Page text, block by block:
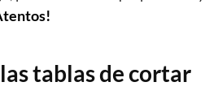
tablas de cortar